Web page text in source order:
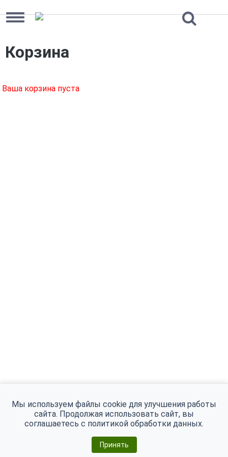
Корзина
Ваша корзина пуста
Мы используем файлы cookie для улучшения работы
сайта. Продолжая использовать сайт, вы
соглашаетесь с политикой обработки данных.
Принять